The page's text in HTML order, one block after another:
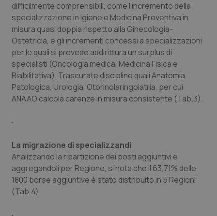
Salute orale & impianti
Sangue & coagulazione
Tiroide
Tumore al seno
Tumori gastrointestinali
Ulcera & Reflusso
difficilmente comprensibili, come l’incremento della
specializzazione in Igiene e Medicina Preventiva in
misura quasi doppia rispetto alla Ginecologia-
Ostetricia, e gli incrementi concessi a specializzazioni
per le quali si prevede addirittura un surplus di
specialisti (Oncologia medica, Medicina Fisica e
Riabilitativa). Trascurate discipline quali Anatomia
Patologica, Urologia, Otorinolaringoiatria, per cui
ANAAO calcola carenze in misura consistente (Tab.3).
La migrazione di specializzandi
Analizzando la ripartizione dei posti aggiuntivi e
aggregandoli per Regione, si nota che il 63,71% delle
1800 borse aggiuntive è stato distribuito in 5 Regioni
(Tab.4)